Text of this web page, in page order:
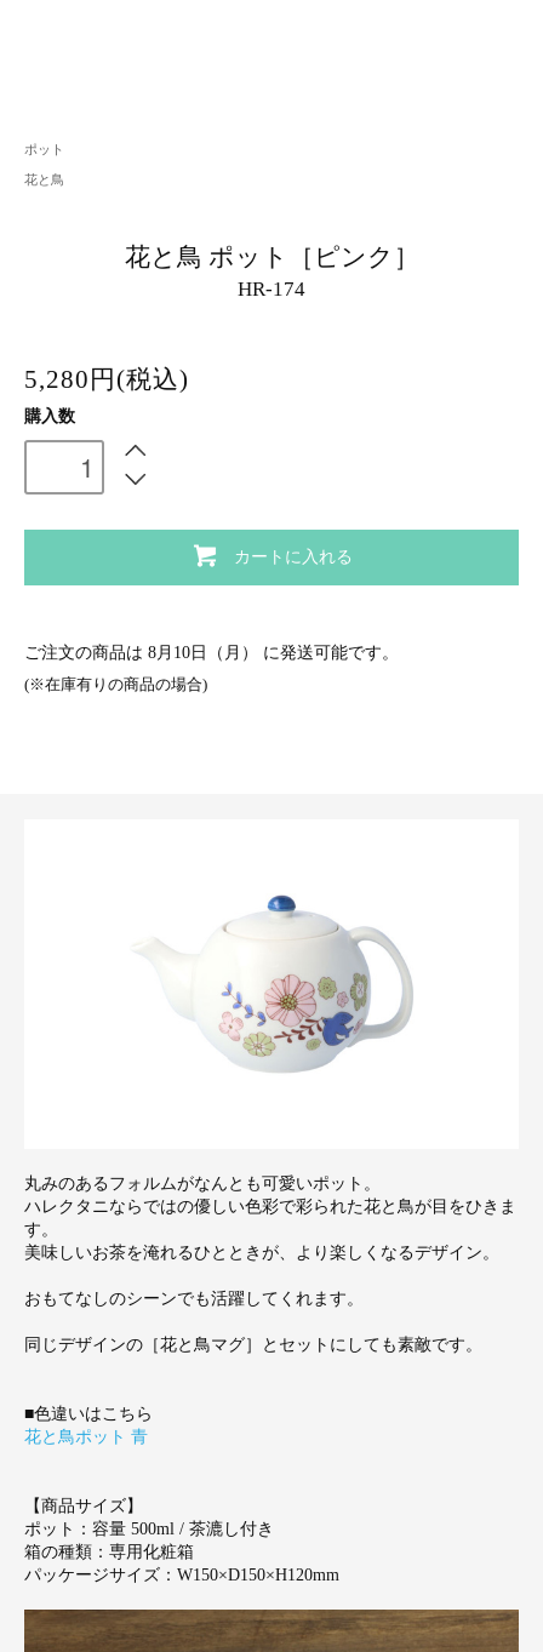
ポット
花と鳥
花と鳥 ポット［ピンク］
HR-174
5,280円(税込)
購入数
カートに入れる
ご注文の商品は 8月10日（月） に発送可能です。
(※在庫有りの商品の場合)
丸みのあるフォルムがなんとも可愛いポット。
ハレクタニならではの優しい色彩で彩られた花と鳥が目をひきま
す。
美味しいお茶を淹れるひとときが、より楽しくなるデザイン。
おもてなしのシーンでも活躍してくれます。
同じデザインの［花と鳥マグ］とセットにしても素敵です。
■色違いはこちら
花と鳥ポット 青
【商品サイズ】
ポット：容量 500ml / 茶漉し付き
箱の種類：専用化粧箱
パッケージサイズ：W150×D150×H120mm